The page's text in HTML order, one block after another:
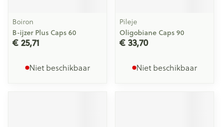
Boiron
B-ijzer Plus Caps 60
€ 25,71
Niet beschikbaar
Pileje
Oligobiane Caps 90
€ 33,70
Niet beschikbaar